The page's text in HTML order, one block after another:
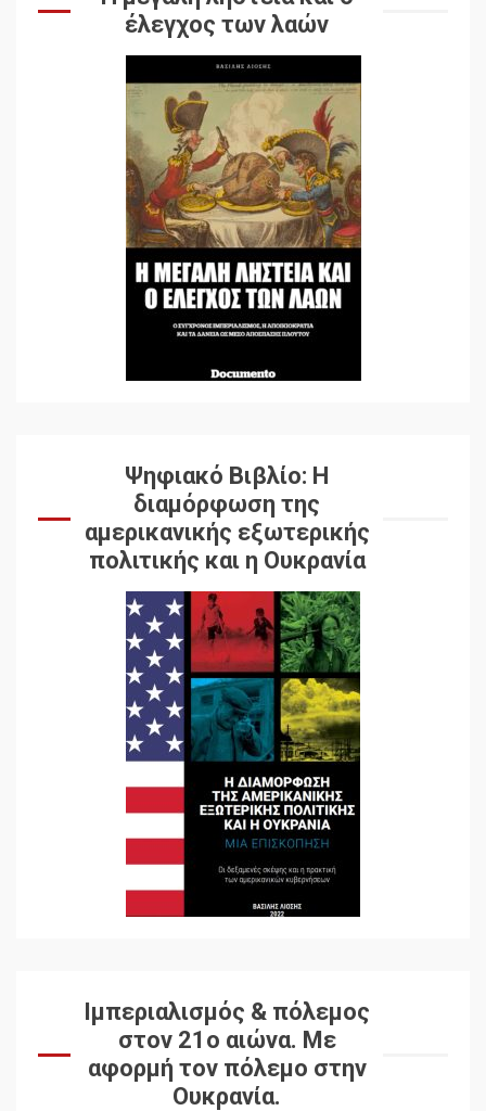
έλεγχος των λαών
Ψηφιακό Βιβλίο: Η
διαμόρφωση της
αμερικανικής εξωτερικής
πολιτικής και η Ουκρανία
Ιμπεριαλισμός & πόλεμος
στον 21ο αιώνα. Mε
αφορμή τον πόλεμο στην
Ουκρανία.